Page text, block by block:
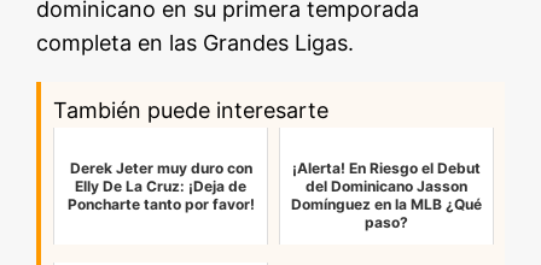
dominicano en su primera temporada
completa en las Grandes Ligas.
También puede interesarte
Derek Jeter muy duro con
Elly De La Cruz: ¡Deja de
Poncharte tanto por favor!
¡Alerta! En Riesgo el Debut
del Dominicano Jasson
Domínguez en la MLB ¿Qué
paso?